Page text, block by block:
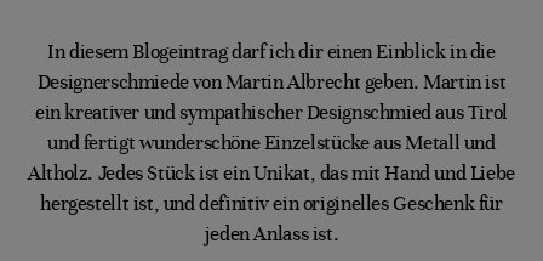
In diesem Blogeintrag darf ich dir einen Einblick in die
Designerschmiede von Martin Albrecht geben. Martin ist
ein kreativer und sympathischer Designschmied aus Tirol
und fertigt wunderschöne Einzelstücke aus Metall und
Altholz. Jedes Stück ist ein Unikat, das mit Hand und Liebe
hergestellt ist, und definitiv ein originelles Geschenk für
jeden Anlass ist.